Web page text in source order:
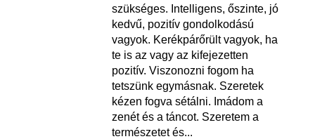
szükséges. Intelligens, őszinte, jó
kedvű, pozitív gondolkodású
vagyok. Kerékpárőrült vagyok, ha
te is az vagy az kifejezetten
pozitív. Viszonozni fogom ha
tetszünk egymásnak. Szeretek
kézen fogva sétálni. Imádom a
zenét és a táncot. Szeretem a
természetet és...